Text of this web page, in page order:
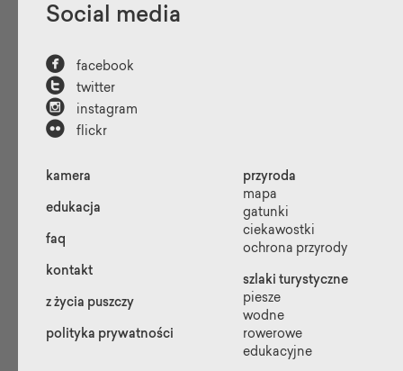
Social media
 facebook
 twitter
 instagram
 flickr
kamera
edukacja
faq
kontakt
z życia puszczy
polityka prywatności
przyroda
mapa
gatunki
ciekawostki
ochrona przyrody
szlaki turystyczne
piesze
wodne
rowerowe
edukacyjne